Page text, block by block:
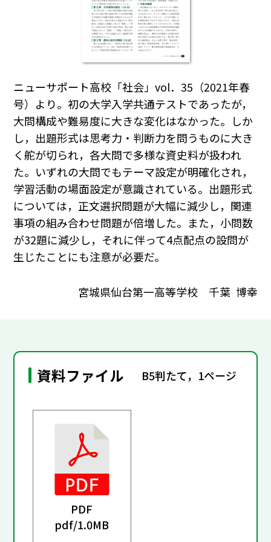
ニューサポート高校「社会」vol．35（2021年春
号）より。初の大学入学共通テストであったが，
大問構成や難易度に大きな変化はなかった。しか
し，出題形式は思考力・判断力を問うものに大き
く舵が切られ，各大問で多様な資史料が扱われ
た。いずれの大問でもテーマ設定が明確化され，
学習活動の場面設定が意識されている。出題形式
については，正文選択問題が大幅に減少し，関連
事項の組み合わせ問題が倍増した。また，小問数
が32題に減少し，それに伴って4点配点の設問が
生じたことにも注意が必要だ。
宮城県仙台第一高等学校 千葉 博幸
資料ファイル B5判たて，1ページ
PDF
pdf/1.0MB